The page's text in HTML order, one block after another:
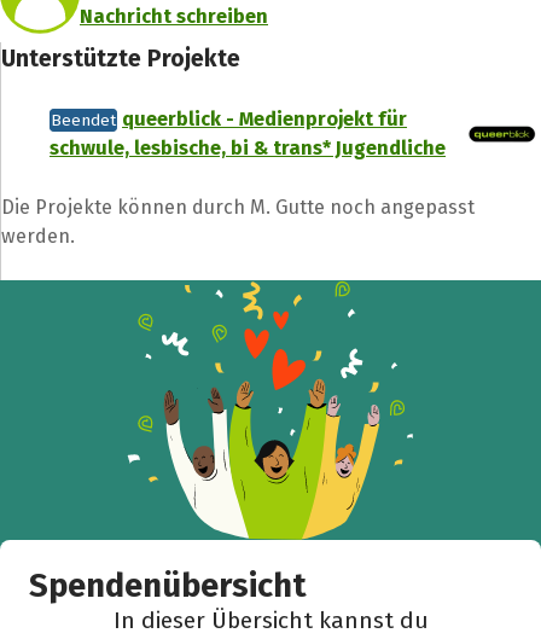
Nachricht schreiben
Unterstützte Projekte
Beendet queerblick - Medienprojekt für
schwule, lesbische, bi & trans* Jugendliche
Die Projekte können durch M. Gutte noch angepasst
werden.
Spendenübersicht
In dieser Übersicht kannst du
Teile die Spendenaktion
Hilf mit noch mehr Spenden zu sammeln!
Facebook WhatsApp